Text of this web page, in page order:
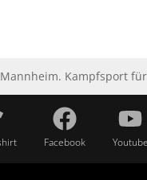
Kampfsport
Facebook Youtube